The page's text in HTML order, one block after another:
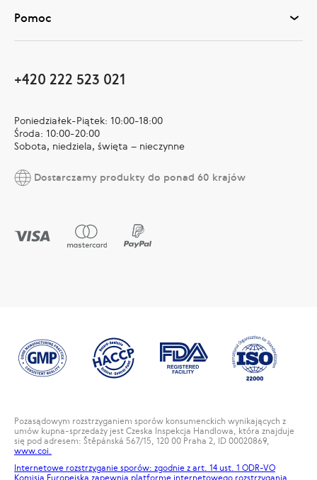
Pomoc
+420 222 523 021
Poniedziałek-Piątek: 10:00-18:00
Środa: 10:00-20:00
Sobota, niedziela, święta – nieczynne
Dostarczamy produkty do ponad 60 krajów
Pozasądowym rozstrzyganiem sporów konsumenckich wynikających z
umów kupna-sprzedaży jest Czeska Inspekcja Handlowa, która znajduje
się pod adresem: Štěpánská 567/15, 120 00 Praha 2, ID 00020869,
www.coi.
Internetowe rozstrzyganie sporów: zgodnie z art. 14 ust. 1 ODR-VO